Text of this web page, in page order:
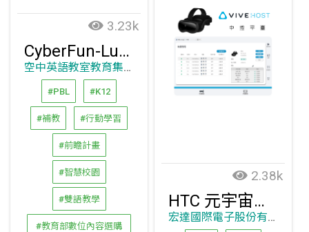
3.23k
CyberFun-Lucy Says 創意互動教材
空中英語教室教育集團
#PBL #K12
#補教 #行動學習
#前瞻計畫
#智慧校園
#雙語教學
#教育部數位內容選購
2.38k
HTC 元宇宙教育平臺
宏達國際電子股份有限公司